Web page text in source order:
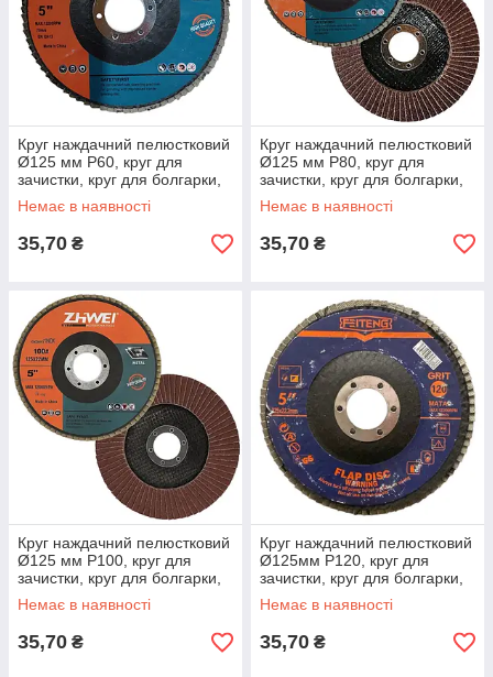
Круг наждачний пелюстковий
Ø125 мм Р60, круг для
зачистки, круг для болгарки,
круг для шліфування
Немає в наявності
35,70 ₴
Круг наждачний пелюстковий
Ø125 мм Р80, круг для
зачистки, круг для болгарки,
круг для шліфування
Немає в наявності
35,70 ₴
Круг наждачний пелюстковий
Ø125 мм Р100, круг для
зачистки, круг для болгарки,
круг для шліфування
Немає в наявності
35,70 ₴
Круг наждачний пелюстковий
Ø125мм Р120, круг для
зачистки, круг для болгарки,
круг для шліфування
Немає в наявності
35,70 ₴